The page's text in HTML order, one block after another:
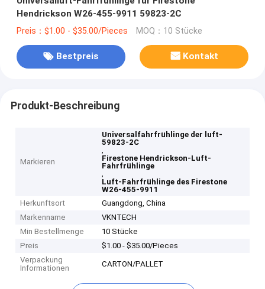
Hendrickson W26-455-9911 59823-2C
Preis：$1.00 - $35.00/Pieces MOQ：10 Stücke
Bestpreis Kontakt
Produkt-Beschreibung
Markieren
Universalfahrfrühlinge der luft-
59823-2C
,
Firestone Hendrickson-Luft-
Fahrfrühlinge
,
Luft-Fahrfrühlinge des Firestone
W26-455-9911
Herkunftsort
Guangdong, China
Markenname
VKNTECH
Min Bestellmenge
10 Stücke
Preis
$1.00 - $35.00/Pieces
Verpackung
Informationen
CARTON/PALLET